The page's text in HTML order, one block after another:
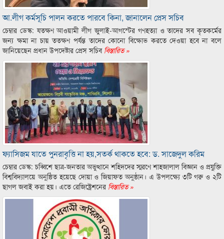
আ.লীগ কর্মসূচি পালন করতে পারবে কিনা, জানালেন প্রেস সচিব
চেম্বার ডেস্ক: যতক্ষণ আওয়ামী লীগ জুলাই-আগস্টের গণহত্যা ও তাদের সব কৃতকর্মের
জন্য ক্ষমা না চায় ততক্ষণ পর্যন্ত তাদের কোনো বিক্ষোভ করতে দেওয়া হবে না বলে
জানিয়েছেন প্রধান উপদেষ্টার প্রেস সচিববিস্তারিত »
ফ্যাসিজম যাতে পুনরাবৃত্তি না হয়,সতর্ক থাকতে হবে: ড. সাজেদুল করিম
চেম্বার ডেস্ক: চব্বিশে ছাত্র-জনতার অভুত্থানে শহিদদের স্মরণে শাহজালাল বিজ্ঞান ও প্রযুক্তি
বিশ্ববিদ্যালয়ে অনুষ্ঠিত হয়েছে দোয়া ও জিয়াফত অনুষ্ঠান। এ উপলক্ষ্যে ৩টি গরু ও ২টি
ছাগল জবাই করা হয়। এতে রেজিষ্ট্রেশনের বিস্তারিত »